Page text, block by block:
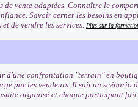
de vente adaptées. Connaître le
Savoir cerner les besoins en
de vendre les services. Plus sur la
d'une confrontation "terrain" en
par les vendeurs. Il suit un scénario
organisé et chaque participant